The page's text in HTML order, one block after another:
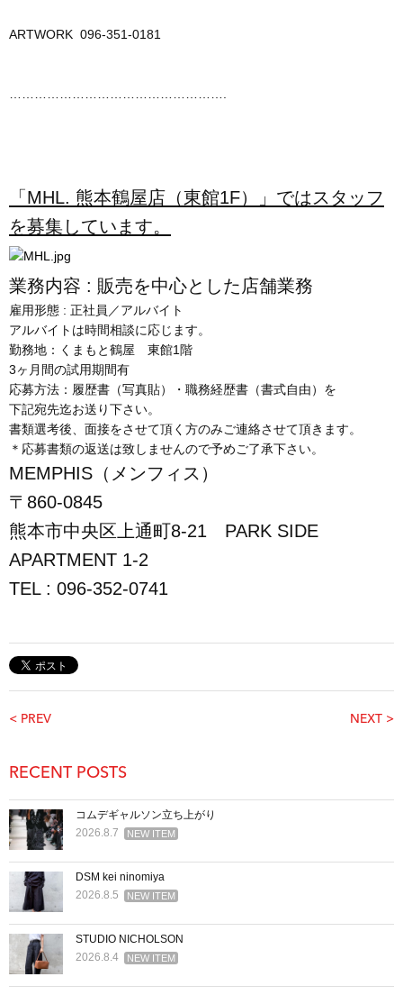
ARTWORK 096-351-0181
「MHL. 熊本鶴屋店（東館1F）」ではスタッフ
を募集しています。
業務内容 : 販売を中心とした店舗業務
雇用形態 : 正社員／アルバイト
アルバイトは時間相談に応じます。
勤務地：くまもと鶴屋 東館1階
3ヶ月間の試用期間有
応募方法：履歴書（写真貼）・職務経歴書（書式自由）を
下記宛先迄お送り下さい。
書類選考後、面接をさせて頂く方のみご連絡させて頂きます。
＊応募書類の返送は致しませんので予めご了承下さい。
MEMPHIS（メンフィス）
〒860-0845
熊本市中央区上通町8-21 PARK SIDE
APARTMENT 1-2
TEL : 096-352-0741
< PREV NEXT >
RECENT POSTS
コムデギャルソン立ち上がり
2026.8.7
NEW ITEM
DSM kei ninomiya
2026.8.5
NEW ITEM
STUDIO NICHOLSON
2026.8.4
NEW ITEM